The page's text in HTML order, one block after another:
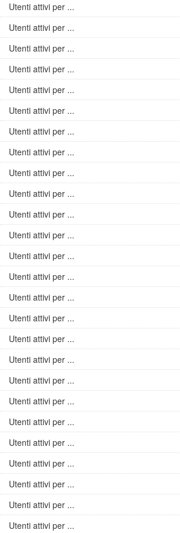
Utenti attivi per ...
Utenti attivi per ...
Utenti attivi per ...
Utenti attivi per ...
Utenti attivi per ...
Utenti attivi per ...
Utenti attivi per ...
Utenti attivi per ...
Utenti attivi per ...
Utenti attivi per ...
Utenti attivi per ...
Utenti attivi per ...
Utenti attivi per ...
Utenti attivi per ...
Utenti attivi per ...
Utenti attivi per ...
Utenti attivi per ...
Utenti attivi per ...
Utenti attivi per ...
Utenti attivi per ...
Utenti attivi per ...
Utenti attivi per ...
Utenti attivi per ...
Utenti attivi per ...
Utenti attivi per ...
Utenti attivi per ...